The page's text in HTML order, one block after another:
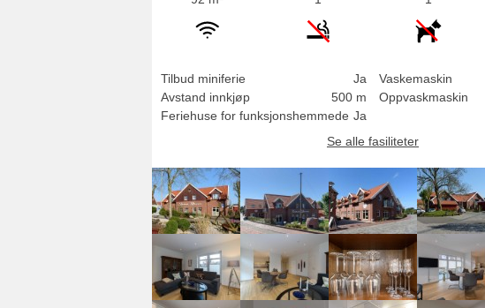
Tilbud miniferie
Ja
Avstand innkjøp
500 m
Feriehuse for funksjonshemmede Ja
Vaskemaskin
Oppvaskmaskin
Se alle fasiliteter